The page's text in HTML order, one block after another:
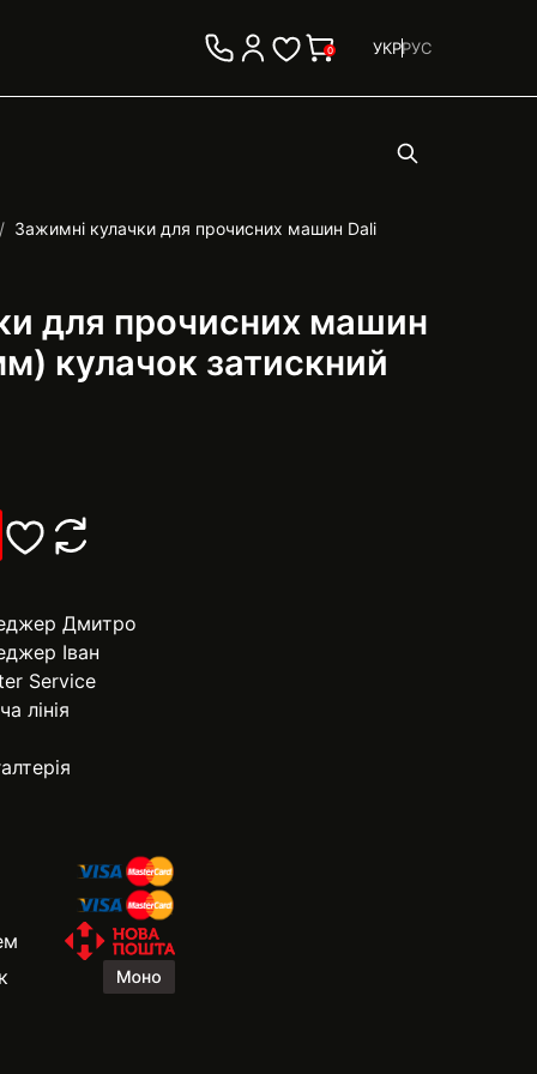
0 УКРРУС
Зажимні кулачки для прочисних машин Dali
для прочисних машин
кулачок затискний
Дмитро
Іван
Service
лінія